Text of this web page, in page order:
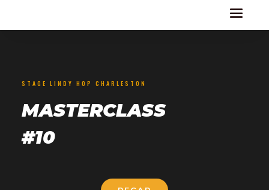
STAGE LINDY HOP CHARLESTON
MASTERCLASS
#10